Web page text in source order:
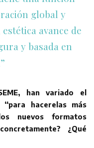
global y
avance de
y basada en
han variado el
hacerelas más
nuevos formatos
¿Qué